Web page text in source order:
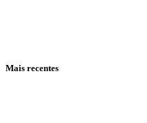
Mais recentes